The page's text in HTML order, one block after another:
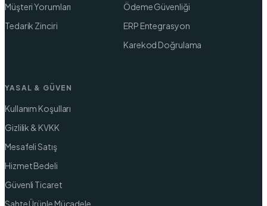
Müşteri Yorumları
Tedarik Zinciri
Ödeme Güvenliği
ERP Entegrasyon
Karekod Doğrulama
YASAL & GÜVEN
Kullanım Koşulları
Gizlilik & KVKK
Mesafeli Satış
Hizmet Bedeli
Güvenli Ticaret
Sahte Ürünle Mücadele